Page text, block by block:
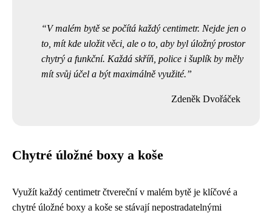
V malém bytě se počítá každý centimetr. Nejde jen o
to, mít kde uložit věci, ale o to, aby byl úložný prostor
chytrý a funkční. Každá skříň, police i šuplík by měly
mít svůj účel a být maximálně využité.
Zdeněk Dvořáček
Chytré úložné boxy a koše
Využít každý centimetr čtvereční v malém bytě je klíčové a
chytré úložné boxy a koše se stávají nepostradatelnými